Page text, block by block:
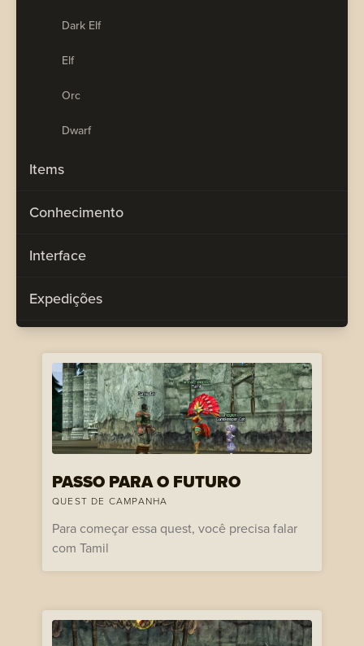
Dark Elf
Elf
Orc
Dwarf
Items
Conhecimento
Interface
Expedições
PASSO PARA O FUTURO
QUEST DE CAMPANHA
Para começar essa quest, você precisa falar
com Tamil